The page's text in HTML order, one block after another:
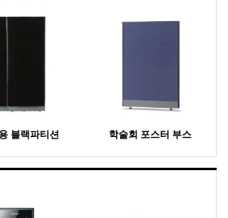
블랙파티션 학술회 포스터 부스